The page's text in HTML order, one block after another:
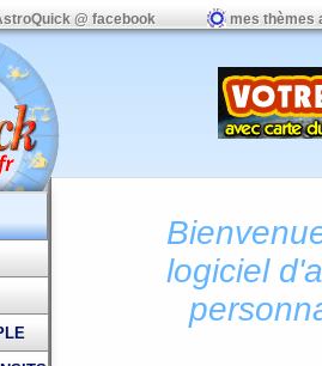
@ facebook mes thèmes
logiciel